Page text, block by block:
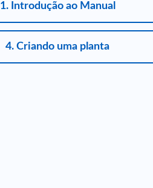
1. Introdução ao Manual
4. Criando uma planta